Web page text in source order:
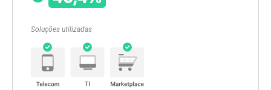
Soluções utilizadas